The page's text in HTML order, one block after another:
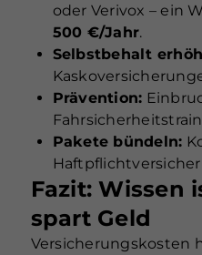
oder Verivox – ein
500 €/Jahr.
Selbstbehalt
Prävention:
Pakete bündeln:
Fazit: Wissen
spart Geld
Versicherungskosten